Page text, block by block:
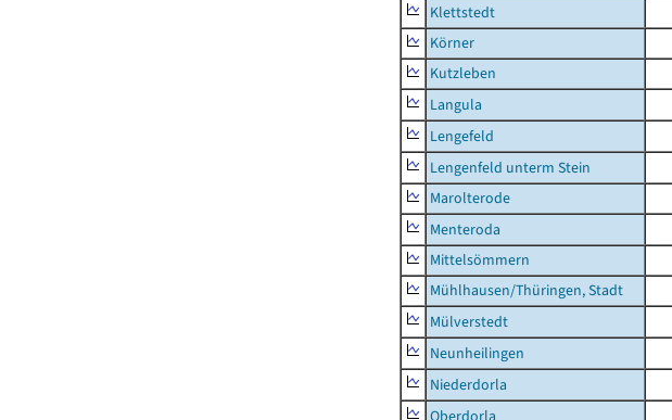
Klettstedt
Körner
Kutzleben
Langula
Lengefeld
Lengenfeld unterm Stein
Marolterode
Menteroda
Mittelsömmern
Mühlhausen/Thüringen, Stadt
Mülverstedt
Neunheilingen
Niederdorla